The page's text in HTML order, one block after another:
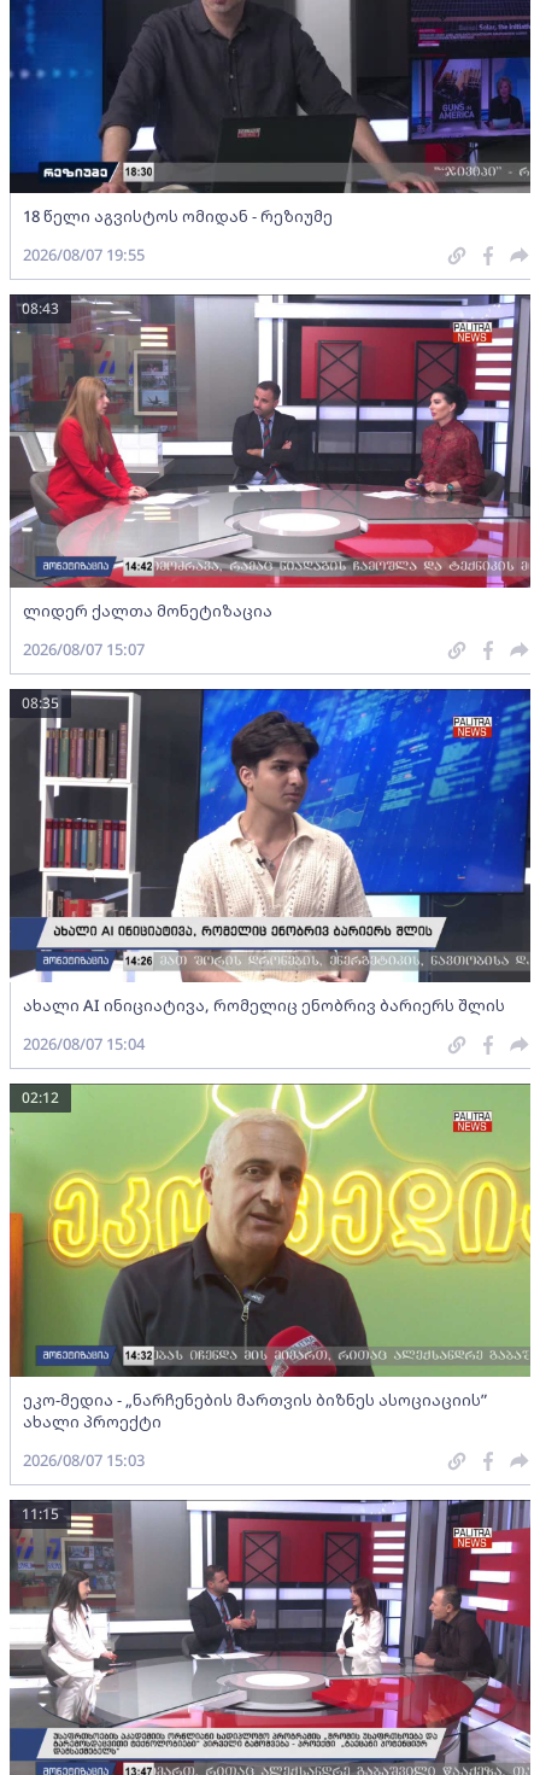
18 წელი აგვისტოს ომიდან - რეზიუმე
2026/08/07 19:55
ლიდერ ქალთა მონეტიზაცია
08:43
2026/08/07 15:07
ახალი AI ინიციატივა, რომელიც ენობრივ ბარიერს შლის
08:35
2026/08/07 15:04
ეკო-მედია - „ნარჩენების მართვის ბიზნეს ასოციაციის”
ახალი პროექტი
02:12
2026/08/07 15:03
11:15